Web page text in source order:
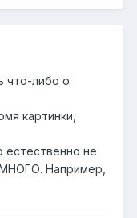
что-либо о
картинки,
естественно не
Например,